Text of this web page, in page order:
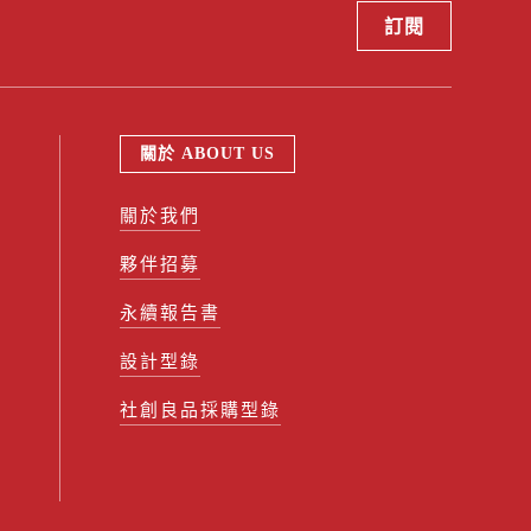
關於 ABOUT US
關於我們
夥伴招募
永續報告書
設計型錄
社創良品採購型錄